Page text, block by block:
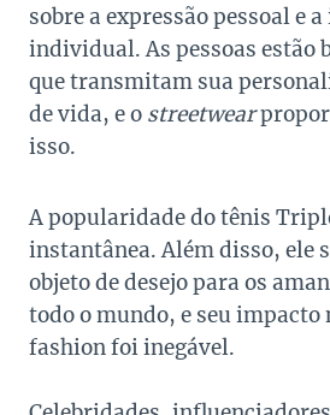
sobre a expressão pessoal e
individual. As pessoas estão
que transmitam sua
de vida, e o streetwear
isso.
A popularidade do tênis
instantânea. Além disso, ele
objeto de desejo para os
todo o mundo, e seu impacto
fashion foi inegável.